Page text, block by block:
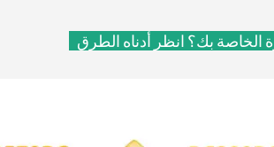
الخاصة بك؟ انظر أدناه الطرق